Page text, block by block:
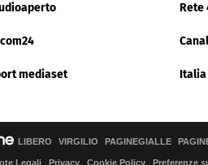
Rete
mediaset Italia
LIBERO VIRGILIO PAGINEGIALLE
Legali Privacy Cookie Policy Preferenze